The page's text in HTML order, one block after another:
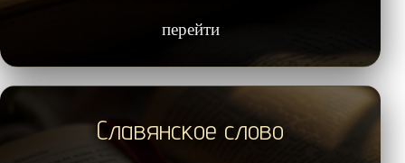
перейти
Славянское слово